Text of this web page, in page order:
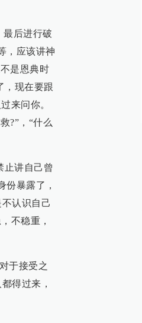
后进行破
，应该讲神
是恩典时
，现在要跟
来问你。
?”，“什么
讲自己曾
份暴露了，
认识自己
不稳重，
于接受之
得过来，